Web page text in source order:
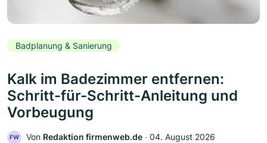
Badplanung & Sanierung
Kalk im Badezimmer entfernen:
Schritt-für-Schritt-Anleitung und
Vorbeugung
FW Von Redaktion firmenweb.de ‧ 04. August 2026